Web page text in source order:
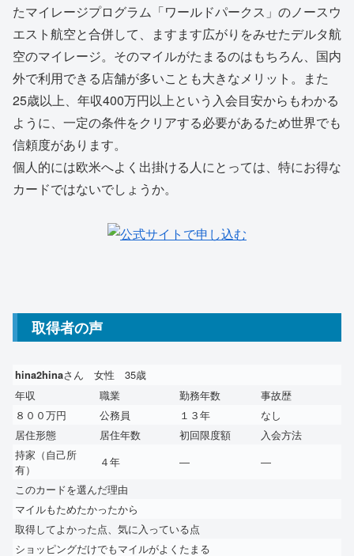
たマイレージプログラム「ワールドパークス」のノースウ
エスト航空と合併して、ますます広がりをみせたデルタ航
空のマイレージ。そのマイルがたまるのはもちろん、国内
外で利用できる店舗が多いことも大きなメリット。また
25歳以上、年収400万円以上という入会目安からもわかる
ように、一定の条件をクリアする必要があるため世界でも
信頼度があります。
個人的には欧米へよく出掛ける人にとっては、特にお得な
カードではないでしょうか。
取得者の声
hina2hinaさん 女性 35歳
年収
職業 勤務年数
事故歴
８００万円
公務員 １３年
なし
居住形態
居住年数 初回限度額
入会方法
持家（自己所
有）
４年 ―
―
このカードを選んだ理由
マイルもためたかったから
取得してよかった点、気に入っている点
ショッピングだけでもマイルがよくたまる